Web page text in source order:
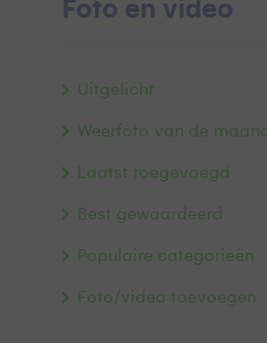
Foto en video
Uitgelicht
Weerfoto van de maand
Laatst toegevoegd
Best gewaardeerd
Populaire categorieën
Foto/video toevoegen